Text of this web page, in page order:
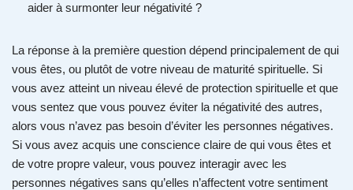
aider à surmonter leur négativité ?
La réponse à la première question dépend principalement de qui
vous êtes, ou plutôt de votre niveau de maturité spirituelle. Si
vous avez atteint un niveau élevé de protection spirituelle et que
vous sentez que vous pouvez éviter la négativité des autres,
alors vous n’avez pas besoin d’éviter les personnes négatives.
Si vous avez acquis une conscience claire de qui vous êtes et
de votre propre valeur, vous pouvez interagir avec les
personnes négatives sans qu’elles n’affectent votre sentiment